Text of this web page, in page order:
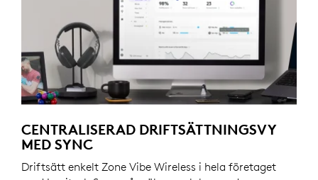
CENTRALISERAD DRIFTSÄTTNINGSVY
MED SYNC
Driftsätt enkelt Zone Vibe Wireless i hela företaget